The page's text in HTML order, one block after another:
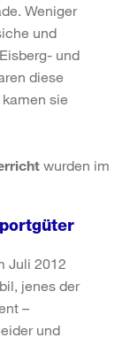
Weniger
und
und
diese
sie
wurden im
Juli 2012
jenes der
–
und